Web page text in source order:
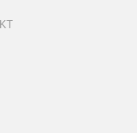
直言「行會應該受
府不應過於受民粹